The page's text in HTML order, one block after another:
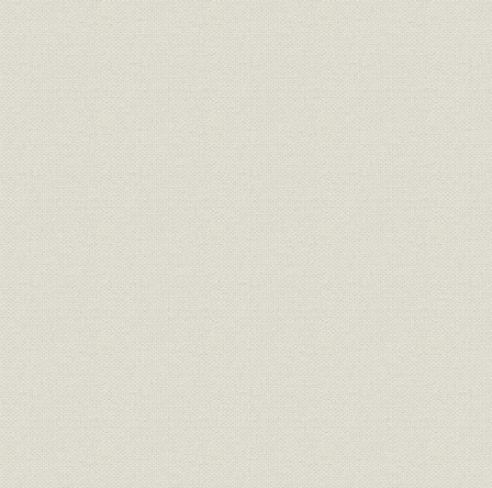
役員 所長 水谷浩
役員 日本製鉄第5代社長 渡辺義介
経営 終戦前後の創業概況 昭和20年7
施設 ホット・ストリップ・ミル
沿革;事業所 飛躍的な発展期を迎えて 昭和29年~
製造工程;事業所 製銑、製鋼 昭和22年
製造工程;施設 圧延 昭和21年~